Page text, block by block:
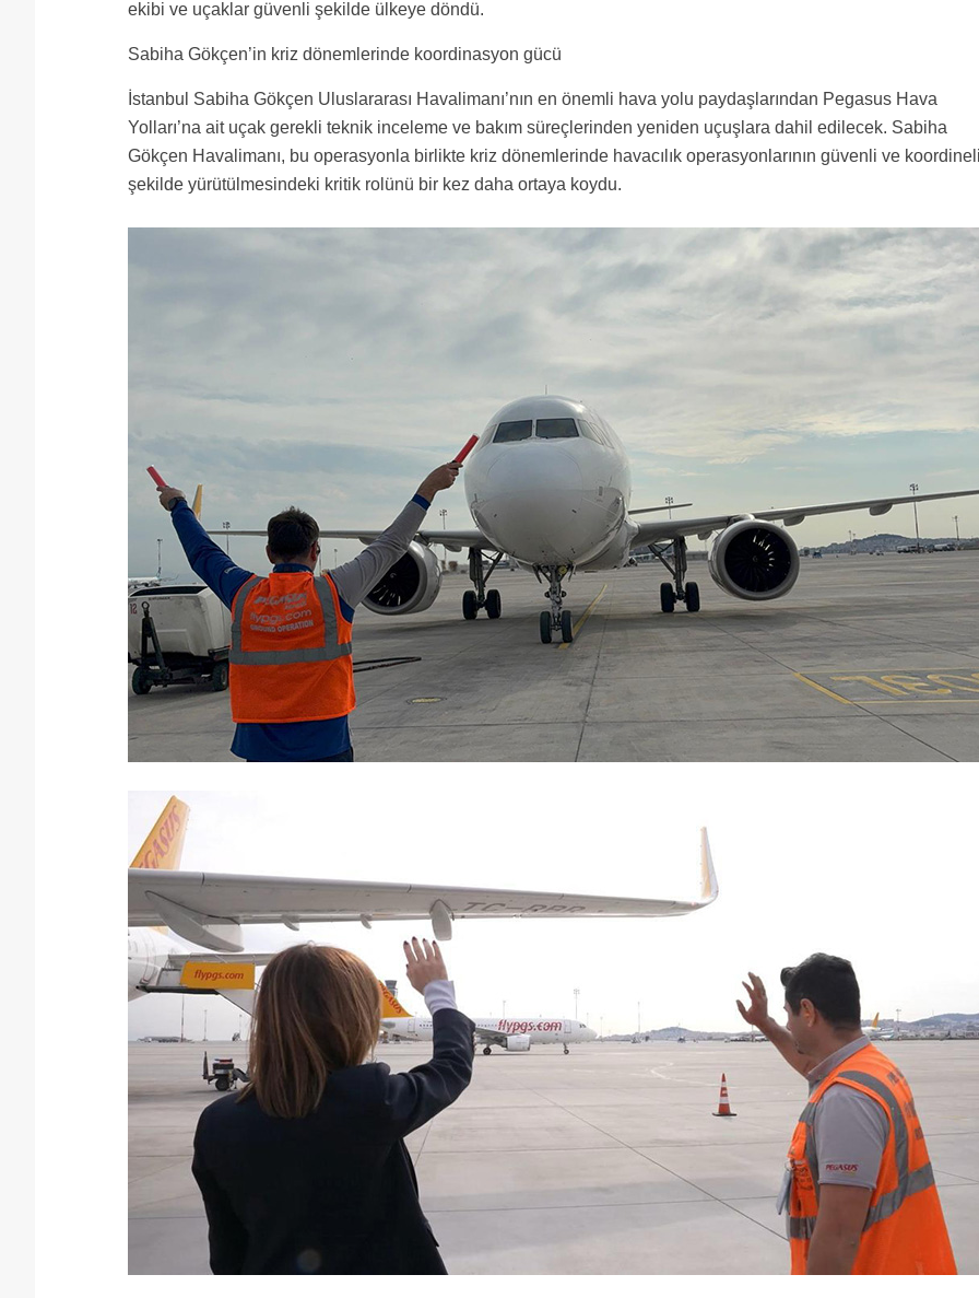
ekibi ve uçaklar güvenli şekilde ülkeye döndü.
Sabiha Gökçen’in kriz dönemlerinde koordinasyon gücü
İstanbul Sabiha Gökçen Uluslararası Havalimanı’nın en önemli hava yolu paydaşlarından Pegasus Hava
Yolları’na ait uçak gerekli teknik inceleme ve bakım süreçlerinden yeniden uçuşlara dahil edilecek. Sabiha
Gökçen Havalimanı, bu operasyonla birlikte kriz dönemlerinde havacılık operasyonlarının güvenli ve
şekilde yürütülmesindeki kritik rolünü bir kez daha ortaya koydu.